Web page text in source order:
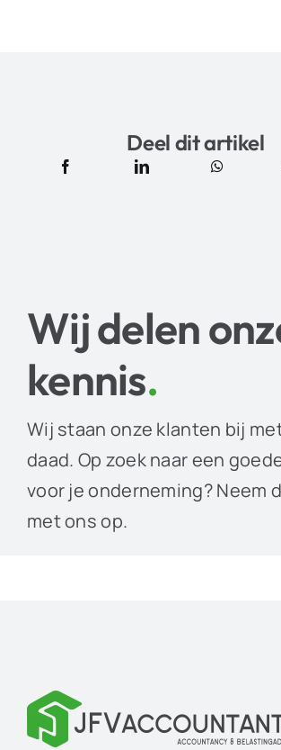
Deel dit artikel
Wij delen
kennis.
Wij staan onze klanten bij
daad. Op zoek naar een
voor je onderneming? Neem
met ons op.